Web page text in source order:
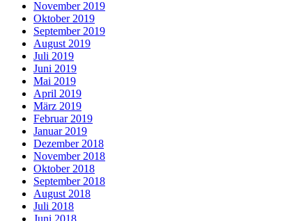
November 2019
Oktober 2019
September 2019
August 2019
Juli 2019
Juni 2019
Mai 2019
April 2019
März 2019
Februar 2019
Januar 2019
Dezember 2018
November 2018
Oktober 2018
September 2018
August 2018
Juli 2018
Juni 2018